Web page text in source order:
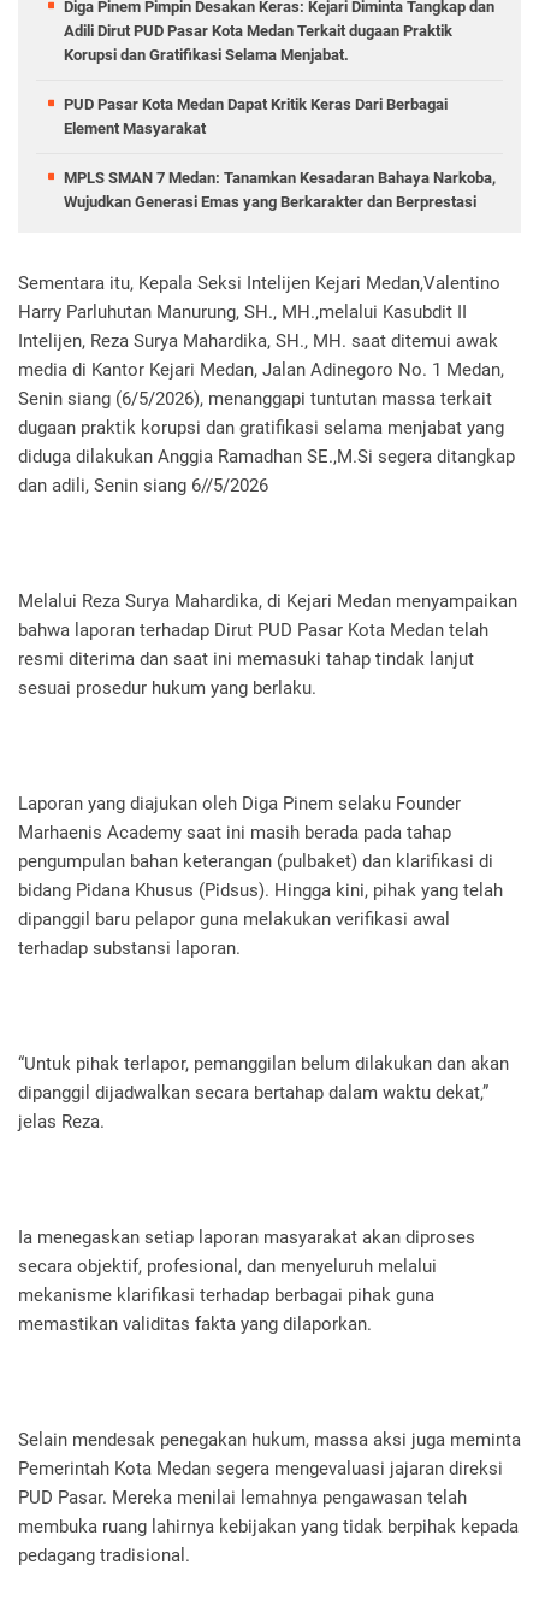
Diga Pinem Pimpin Desakan Keras: Kejari Diminta Tangkap dan
Adili Dirut PUD Pasar Kota Medan Terkait dugaan Praktik
Korupsi dan Gratifikasi Selama Menjabat.
PUD Pasar Kota Medan Dapat Kritik Keras Dari Berbagai
Element Masyarakat
MPLS SMAN 7 Medan: Tanamkan Kesadaran Bahaya Narkoba,
Wujudkan Generasi Emas yang Berkarakter dan Berprestasi
Sementara itu, Kepala Seksi Intelijen Kejari Medan,Valentino
Harry Parluhutan Manurung, SH., MH.,melalui Kasubdit II
Intelijen, Reza Surya Mahardika, SH., MH. saat ditemui awak
media di Kantor Kejari Medan, Jalan Adinegoro No. 1 Medan,
Senin siang (6/5/2026), menanggapi tuntutan massa terkait
dugaan praktik korupsi dan gratifikasi selama menjabat yang
diduga dilakukan Anggia Ramadhan SE.,M.Si segera ditangkap
dan adili, Senin siang 6//5/2026
Melalui Reza Surya Mahardika, di Kejari Medan menyampaikan
bahwa laporan terhadap Dirut PUD Pasar Kota Medan telah
resmi diterima dan saat ini memasuki tahap tindak lanjut
sesuai prosedur hukum yang berlaku.
Laporan yang diajukan oleh Diga Pinem selaku Founder
Marhaenis Academy saat ini masih berada pada tahap
pengumpulan bahan keterangan (pulbaket) dan klarifikasi di
bidang Pidana Khusus (Pidsus). Hingga kini, pihak yang telah
dipanggil baru pelapor guna melakukan verifikasi awal
terhadap substansi laporan.
“Untuk pihak terlapor, pemanggilan belum dilakukan dan akan
dipanggil dijadwalkan secara bertahap dalam waktu dekat,”
jelas Reza.
Ia menegaskan setiap laporan masyarakat akan diproses
secara objektif, profesional, dan menyeluruh melalui
mekanisme klarifikasi terhadap berbagai pihak guna
memastikan validitas fakta yang dilaporkan.
Selain mendesak penegakan hukum, massa aksi juga meminta
Pemerintah Kota Medan segera mengevaluasi jajaran direksi
PUD Pasar. Mereka menilai lemahnya pengawasan telah
membuka ruang lahirnya kebijakan yang tidak berpihak kepada
pedagang tradisional.